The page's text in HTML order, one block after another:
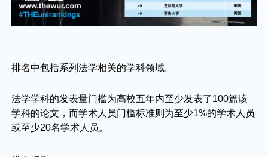
排名中包括系列法学相关的学科领域。
法学学科的发表量门槛为高校五年内至少发表了100篇该
学科的论文，而学术人员门槛标准则为至少1%的学术人员
或至少20名学术人员。